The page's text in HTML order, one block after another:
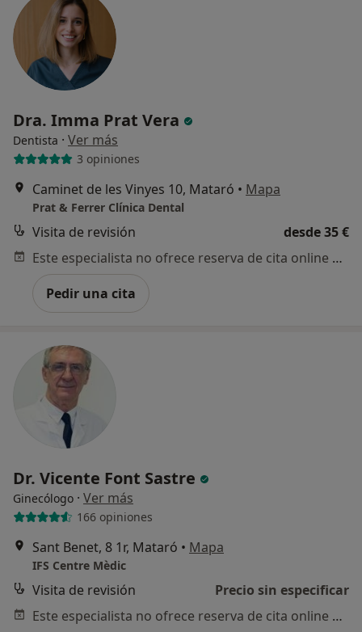
Dra. Imma Prat Vera
Dentista · Ver más
3 opiniones
Caminet de les Vinyes 10, Mataró • Mapa
Prat & Ferrer Clínica Dental
Visita de revisión
desde 35 €
Este especialista no ofrece reserva de cita online en esta dirección.
Pedir una cita
Dr. Vicente Font Sastre
Ginecólogo · Ver más
166 opiniones
Sant Benet, 8 1r, Mataró • Mapa
IFS Centre Mèdic
Visita de revisión
Precio sin especificar
Este especialista no ofrece reserva de cita online en esta dirección.